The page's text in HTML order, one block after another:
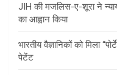
JIH की मजलिस-ए-शूरा ने
का आह्वान किया
भारतीय वैज्ञानिकों को मिला
पेटेंट